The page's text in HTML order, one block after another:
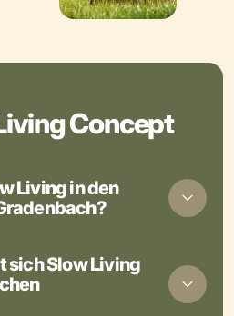
Concept
Living in den
sich Slow Living